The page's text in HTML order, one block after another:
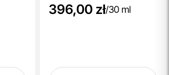
396,00 zł/30 ml